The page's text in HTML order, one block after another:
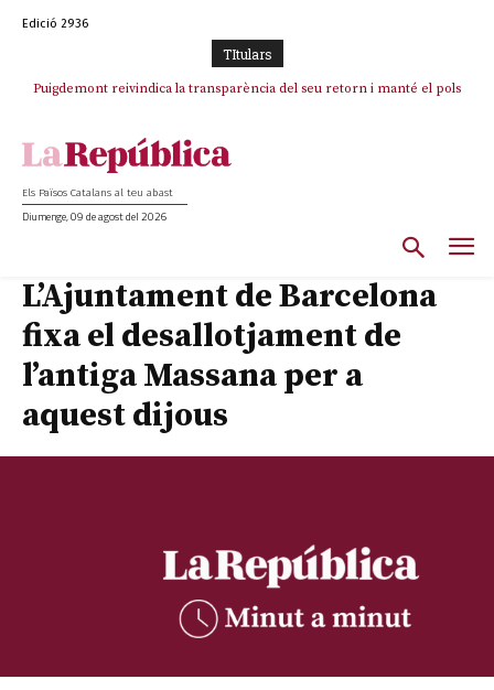
Edició 2936
TItulars
Puigdemont reivindica la transparència del seu retorn i manté el pols
Portugal acusa Espanya de provocar un “efecte crida” massiu per la seva
Els Països Catalans al teu abast
Diumenge, 09 de agost del 2026
L’Ajuntament de Barcelona
fixa el desallotjament de
l’antiga Massana per a
aquest dijous